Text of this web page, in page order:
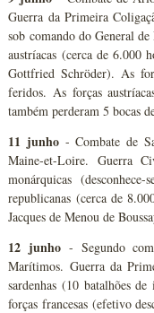
Guerra da Primeira
sob comando do General
austríacas (cerca de 6.000
Gottfried Schröder). As
feridos. As forças
também perderam 5 bocas
11 junho - Combate de
Maine-et-Loire. Guerra
monárquicas
republicanas (cerca de
Jacques de Menou de
12 junho - Segundo
Marítimos. Guerra da
sardenhas (10 batalhões
forças francesas (efetivo